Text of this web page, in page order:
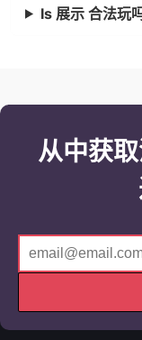
Is 展示 合法玩
从中获